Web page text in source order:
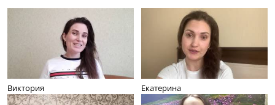
Виктория Екатерина